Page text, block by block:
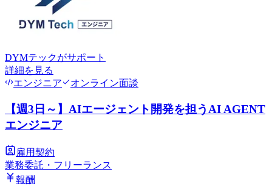
DYMテックがサポート
詳細を見る
エンジニア
オンライン面談
【週3日～】AIエージェント開発を担うAI AGENT
エンジニア
雇用契約
業務委託・フリーランス
報酬